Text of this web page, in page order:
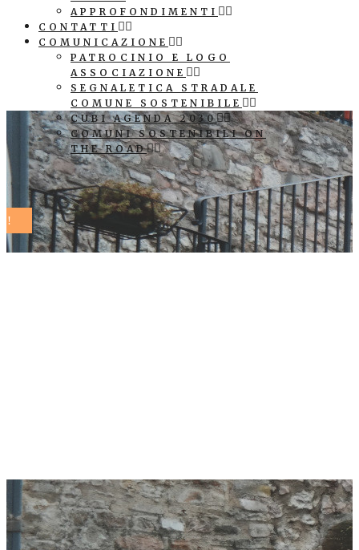
APPROFONDIMENTI
CONTATTI
COMUNICAZIONE
PATROCINIO E LOGO
ASSOCIAZIONE
SEGNALETICA STRADALE
COMUNE SOSTENIBILE
CUBI AGENDA 2030
COMUNI SOSTENIBILI ON
THE ROAD